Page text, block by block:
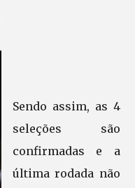
Sendo assim, as 4
seleções são
confirmadas e a
última rodada não